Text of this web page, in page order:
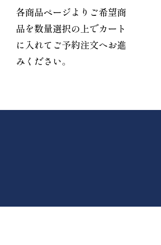
各商品ページよりご希望商
品を数量選択の上でカート
に入れてご予約注文へお進
みください。